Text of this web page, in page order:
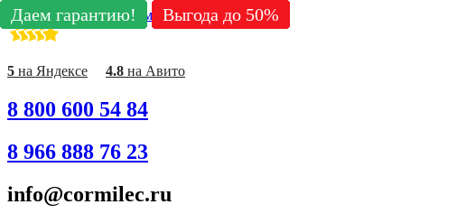
Перейти к содержимому
5 на Яндексе 4.8 на Авито
8 800 600 54 84
8 966 888 76 23
info@cormilec.ru
Даем гарантию! Выгода до 50%
Даем гарантию! Выгода до 50%
Даем гарантию! Выгода до 50%
Даем гарантию! Выгода до 50%
Даем гарантию! Выгода до 50%
Даем гарантию! Выгода до 50%
Даем гарантию! Выгода до 50%
Даем гарантию! Выгода до 50%
Даем гарантию! Выгода до 50%